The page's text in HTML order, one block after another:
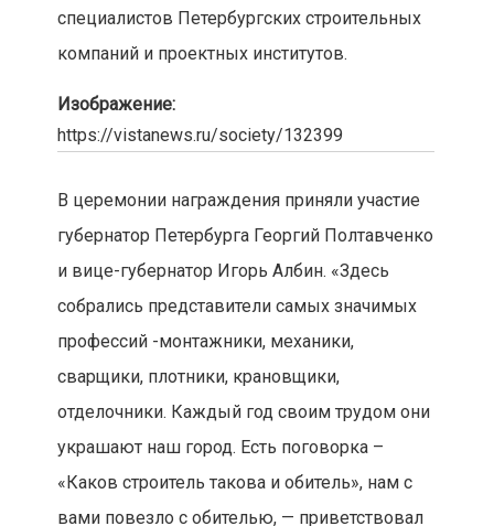
специалистов Петербургских строительных
компаний и проектных институтов.
Изображение:
https://vistanews.ru/society/132399
В церемонии награждения приняли участие
губернатор Петербурга Георгий Полтавченко
и вице-губернатор Игорь Албин. «Здесь
собрались представители самых значимых
профессий -монтажники, механики,
сварщики, плотники, крановщики,
отделочники. Каждый год своим трудом они
украшают наш город. Есть поговорка –
«Каков строитель такова и обитель», нам с
вами повезло с обителью, — приветствовал